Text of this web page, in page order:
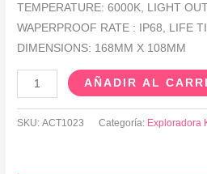
TEMPERATURE: 6000K, LIGHT
WAPERPROOF RATE : IP68, LIFE
DIMENSIONS: 168MM X 108MM
AÑADIR AL
SKU:ACT1023 Categoría: Exploradora